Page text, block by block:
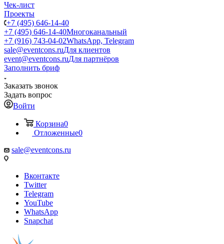
Чек-лист
Проекты
+7 (495) 646-14-40
+7 (495) 646-14-40Многоканальный
+7 (916) 743-04-02WhatsApp, Telegram
sale@eventcons.ruДля клиентов
event@eventcons.ruДля партнёров
Заполнить бриф
Заказать звонок
Задать вопрос
Войти
Корзина0
Отложенные0
sale@eventcons.ru
Вконтакте
Twitter
Telegram
YouTube
WhatsApp
Snapchat